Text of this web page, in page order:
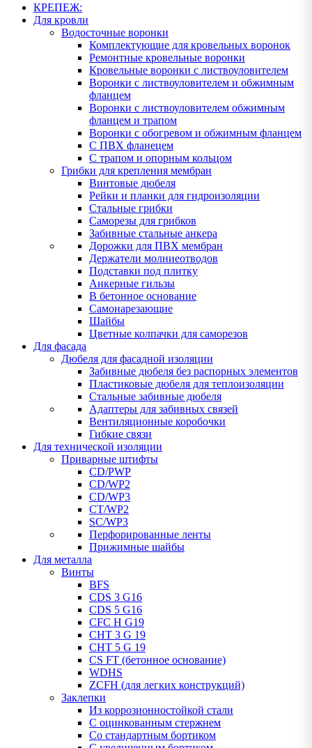
КРЕПЕЖ:
Для кровли
Водосточные воронки
Комплектующие для кровельных воронок
Ремонтные кровельные воронки
Кровельные воронки с листвоуловителем
Воронки с листвоуловителем и обжимным
фланцем
Воронки с листвоуловителем обжимным
фланцем и трапом
Воронки с обогревом и обжимным фланцем
С ПВХ фланецем
С трапом и опорным кольцом
Грибки для крепления мембран
Винтовые дюбеля
Рейки и планки для гидроизоляции
Стальные грибки
Саморезы для грибков
Забивные стальные анкера
Дорожки для ПВХ мембран
Держатели молниеотводов
Подставки под плитку
Анкерные гильзы
В бетонное основание
Самонарезающие
Шайбы
Цветные колпачки для саморезов
Для фасада
Дюбеля для фасадной изоляции
Забивные дюбеля без распорных элементов
Пластиковые дюбеля для теплоизоляции
Стальные забивные дюбеля
Адаптеры для забивных связей
Вентиляционные коробочки
Гибкие связи
Для технической изоляции
Приварные штифты
CD/PWP
CD/WP2
CD/WP3
CT/WP2
SC/WP3
Перфорированные ленты
Прижимные шайбы
Для металла
Винты
BFS
CDS 3 G16
CDS 5 G16
CFC H G19
CHT 3 G 19
CHT 5 G 19
CS FT (бетонное основание)
WDHS
ZCFH (для легких конструкций)
Заклепки
Из коррозионностойкой стали
С оцинкованным стержнем
Со стандартным бортиком